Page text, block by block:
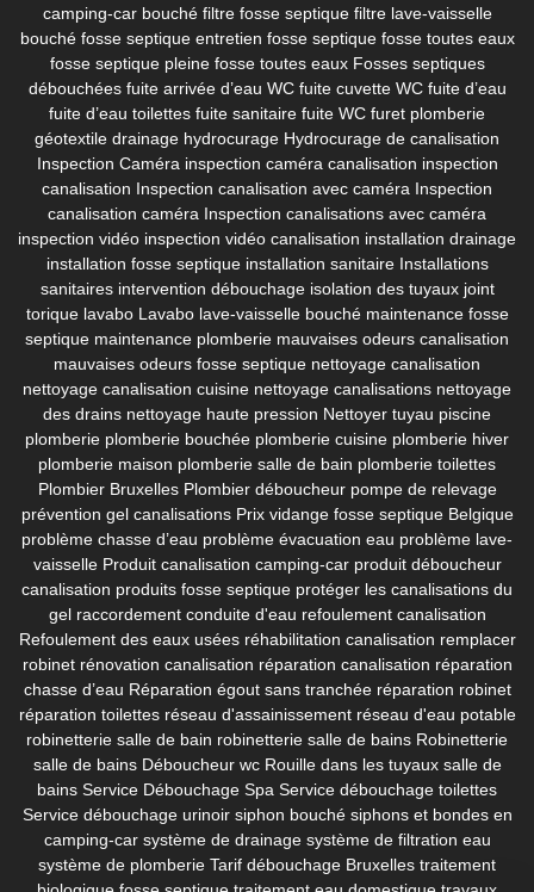
camping-car bouché filtre fosse septique filtre lave-vaisselle
bouché fosse septique entretien fosse septique fosse toutes eaux
fosse septique pleine fosse toutes eaux Fosses septiques
débouchées fuite arrivée d’eau WC fuite cuvette WC fuite d’eau
fuite d’eau toilettes fuite sanitaire fuite WC furet plomberie
géotextile drainage hydrocurage Hydrocurage de canalisation
Inspection Caméra inspection caméra canalisation inspection
canalisation Inspection canalisation avec caméra Inspection
canalisation caméra Inspection canalisations avec caméra
inspection vidéo inspection vidéo canalisation installation drainage
installation fosse septique installation sanitaire Installations
sanitaires intervention débouchage isolation des tuyaux joint
torique lavabo Lavabo lave-vaisselle bouché maintenance fosse
septique maintenance plomberie mauvaises odeurs canalisation
mauvaises odeurs fosse septique nettoyage canalisation
nettoyage canalisation cuisine nettoyage canalisations nettoyage
des drains nettoyage haute pression Nettoyer tuyau piscine
plomberie plomberie bouchée plomberie cuisine plomberie hiver
plomberie maison plomberie salle de bain plomberie toilettes
Plombier Bruxelles Plombier déboucheur pompe de relevage
prévention gel canalisations Prix vidange fosse septique Belgique
problème chasse d’eau problème évacuation eau problème lave-
vaisselle Produit canalisation camping-car produit déboucheur
canalisation produits fosse septique protéger les canalisations du
gel raccordement conduite d'eau refoulement canalisation
Refoulement des eaux usées réhabilitation canalisation remplacer
robinet rénovation canalisation réparation canalisation réparation
chasse d’eau Réparation égout sans tranchée réparation robinet
réparation toilettes réseau d'assainissement réseau d'eau potable
robinetterie salle de bain robinetterie salle de bains Robinetterie
salle de bains Déboucheur wc Rouille dans les tuyaux salle de
bains Service Débouchage Spa Service débouchage toilettes
Service débouchage urinoir siphon bouché siphons et bondes en
camping-car système de drainage système de filtration eau
système de plomberie Tarif débouchage Bruxelles traitement